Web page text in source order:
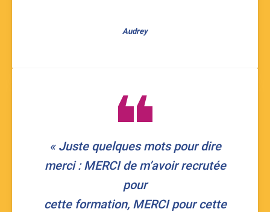
Audrey
« Juste quelques mots pour dire
merci : MERCI de m’avoir recrutée
pour
cette formation, MERCI pour cette